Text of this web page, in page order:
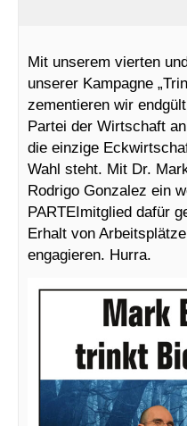
Mit unserem vierten
unserer Kampagne
zementieren wir
Partei der Wirtschaft
die einzige
Wahl steht. Mit Dr.
Rodrigo Gonzalez ein
PARTEImitglied dafür
Erhalt von
engagieren. Hurra.